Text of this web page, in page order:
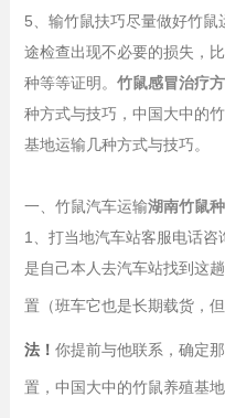
5、输竹鼠扶巧尽量做好竹
途检查出现不必要的损失，
种等等证明。 竹鼠感冒治疗
种方式与技巧，中国大中的
基地运输几种方式与技巧。
一、竹鼠汽车运输湖南竹鼠
1、打当地汽车站客服电话
是自己本人去汽车站找到这
置（班车它也是长期载货，
法！ 你提前与他联系，确定
置，中国大中的竹鼠养殖基